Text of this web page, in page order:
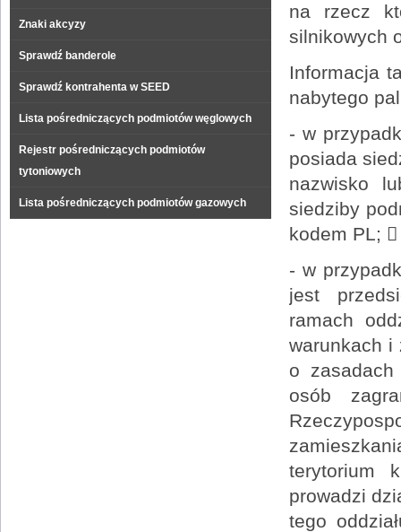
Znaki akcyzy
Sprawdź banderole
Sprawdź kontrahenta w SEED
Lista pośredniczących podmiotów węglowych
Rejestr pośredniczących podmiotów
tytoniowych
Lista pośredniczących podmiotów gazowych
na rzecz
silnikowych
Informacja
nabytego
- w
posiada
nazwisko
siedziby
kodem PL; 
- w
jest
ramach
warunkach i
o zasadach
osób
terytorium
prowadzi
tego